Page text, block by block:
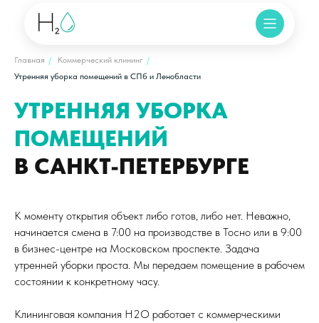
Главная / Коммерческий клининг /
Утренняя уборка помещений в СПб и Ленобласти
УТРЕННЯЯ УБОРКА
ПОМЕЩЕНИЙ
В САНКТ-ПЕТЕРБУРГЕ
К моменту открытия объект либо готов, либо нет. Неважно,
начинается смена в 7:00 на производстве в Тосно или в 9:00
в бизнес-центре на Московском проспекте. Задача
утренней уборки проста. Мы передаем помещение в рабочем
состоянии к конкретному часу.
Клининговая компания H2O работает с коммерческими